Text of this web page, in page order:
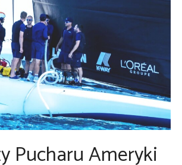
Pucharu Ameryki